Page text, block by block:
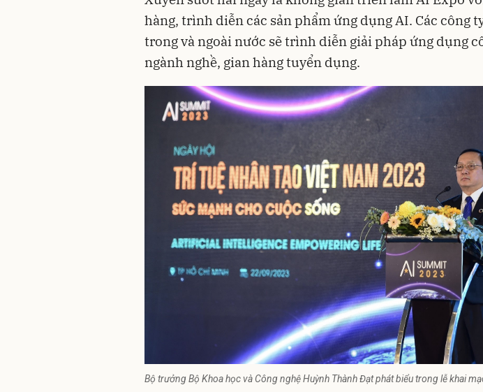
hàng, trình diễn các sản phẩm ứng dụng AI. Các công
trong và ngoài nước sẽ trình diễn giải pháp ứng dụng
ngành nghề, gian hàng tuyển dụng.
Bộ trưởng Bộ Khoa học và Công nghệ Huỳnh Thành Đạt phát biểu trong lễ khai